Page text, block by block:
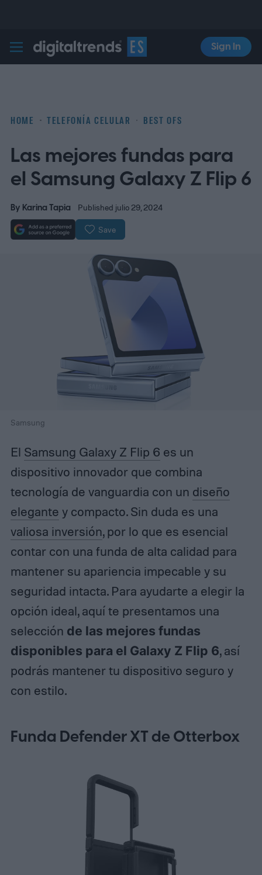
Digital Trends Español
Sign In
HOME TELEFONÍA CELULAR BEST OFS
Las mejores fundas para
el Samsung Galaxy Z Flip 6
By Karina Tapia Published julio 29, 2024
Save
Samsung
El Samsung Galaxy Z Flip 6 es un
dispositivo innovador que combina
tecnología de vanguardia con un diseño
elegante y compacto. Sin duda es una
valiosa inversión, por lo que es esencial
contar con una funda de alta calidad para
mantener su apariencia impecable y su
seguridad intacta. Para ayudarte a elegir la
opción ideal, aquí te presentamos una
selección de las mejores fundas
disponibles para el Galaxy Z Flip 6, así
podrás mantener tu dispositivo seguro y
con estilo.
Funda Defender XT de Otterbox